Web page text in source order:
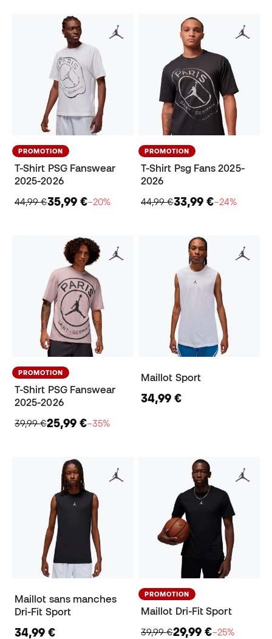
PROMOTION
T-Shirt PSG Fanswear
2025-2026
44,99 €35,99 €−20%
PROMOTION
T-Shirt Psg Fans 2025-
2026
44,99 €33,99 €−24%
PROMOTION
T-Shirt PSG Fanswear
2025-2026
39,99 €25,99 €−35%
Maillot Sport
34,99 €
Maillot sans manches
Dri-Fit Sport
34,99 €
PROMOTION
Maillot Dri-Fit Sport
39,99 €29,99 €−25%